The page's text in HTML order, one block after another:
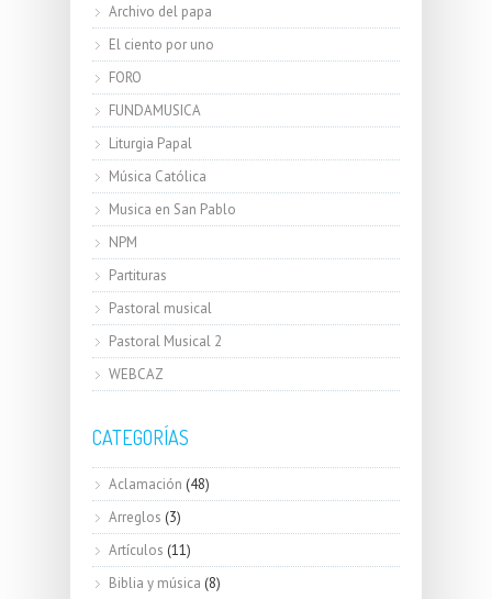
Archivo del papa
El ciento por uno
FORO
FUNDAMUSICA
Liturgia Papal
Música Católica
Musica en San Pablo
NPM
Partituras
Pastoral musical
Pastoral Musical 2
WEBCAZ
CATEGORÍAS
Aclamación (48)
Arreglos (3)
Artículos (11)
Biblia y música (8)